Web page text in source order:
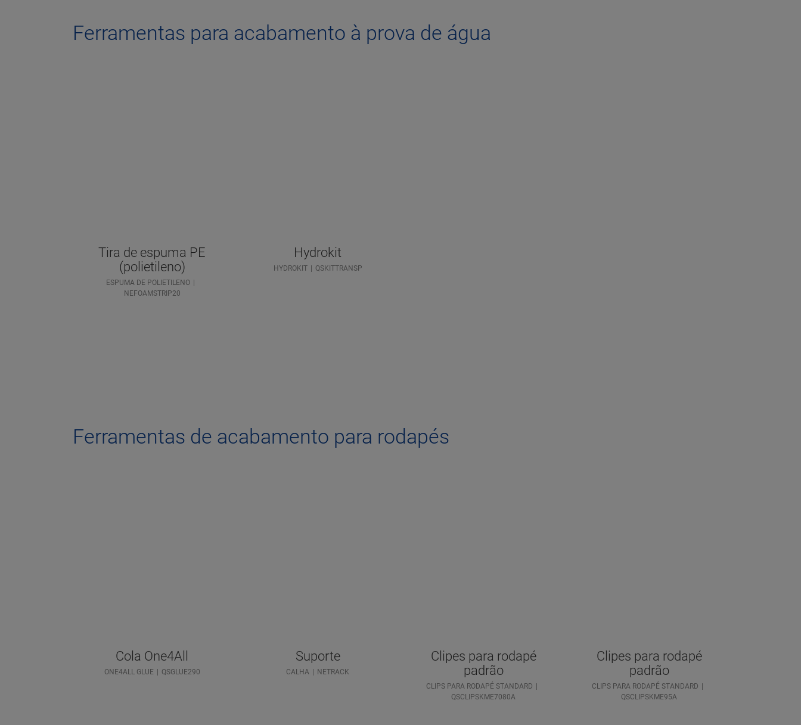
Ferramentas para acabamento à prova de água
Tira de espuma PE
(polietileno)
ESPUMA DE POLIETILENO
NEFOAMSTRIP20
Hydrokit
HYDROKIT QSKITTRANSP
Ferramentas de acabamento para rodapés
Cola One4All
ONE4ALL GLUE QSGLUE290
Suporte
CALHA NETRACK
Clipes para rodapé
padrão
CLIPS PARA RODAPÉ STANDARD
QSCLIPSKME7080A
Clipes para rodapé
padrão
CLIPS PARA RODAPÉ STANDARD
QSCLIPSKME95A